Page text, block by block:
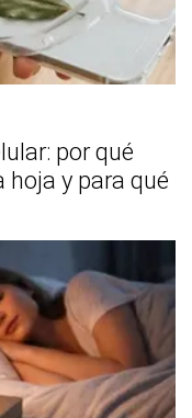
por qué
y para qué